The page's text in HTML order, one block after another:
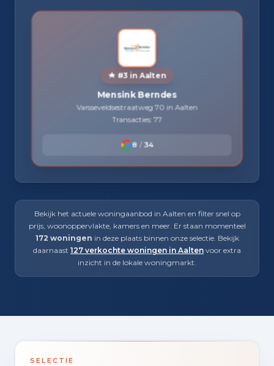
#3 in Aalten
Mensink Berndes
Varsseveldsestraatweg 70 in Aalten
Transacties: 77
8 / 34
Bekijk het actuele woningaanbod in Aalten en filter snel op
prijs, woonoppervlakte, kamers en meer. Er staan momenteel
172 woningen in deze plaats binnen onze selectie. Bekijk
daarnaast 127 verkochte woningen in Aalten voor extra
inzicht in de lokale woningmarkt.
SELECTIE